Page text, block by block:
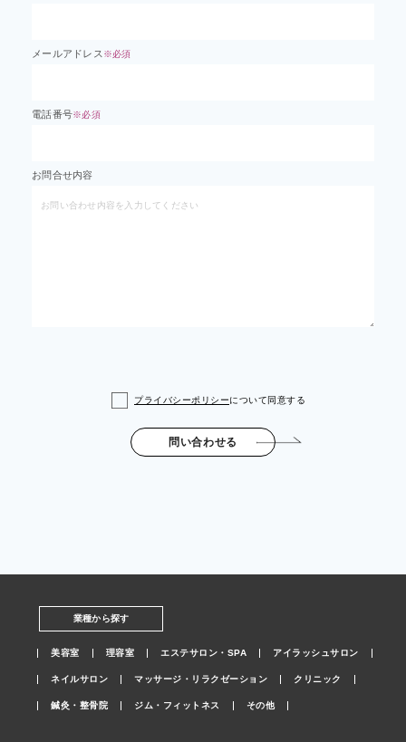
メールアドレス ※必須
電話番号※必須
お問合せ内容
プライバシーポリシーについて同意する
問い合わせる
業種から探す
美容室 理容室 エステサロン・SPA アイラッシュサロン
ネイルサロン マッサージ・リラクゼーション クリニック
鍼灸・整骨院 ジム・フィットネス その他